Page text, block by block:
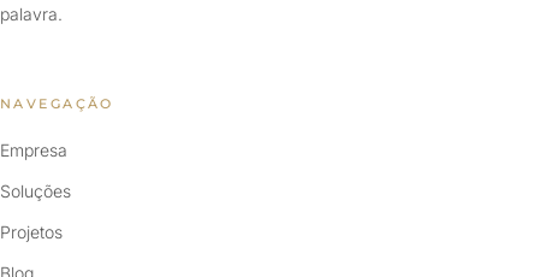
palavra.
NAVEGAÇÃO
Empresa
Soluções
Projetos
Blog